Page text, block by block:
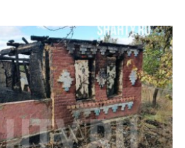
Карты
Фотогалерея